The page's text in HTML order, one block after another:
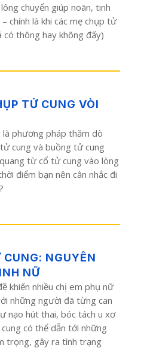
chuyển giúp noãn, tinh
chính là khi các mẹ chụp tử
thông hay không đấy)
TỬ CUNG VÒI
phương pháp thăm dò
cung và buồng tử cung
từ cổ tử cung vào lòng
điểm bạn nên cân nhắc đi
NGUYÊN
NỮ
khiến nhiều chị em phụ nữ
những người đã từng can
nạo hút thai, bóc tách u xơ
có thể dẫn tới những
trọng, gây ra tình trạng